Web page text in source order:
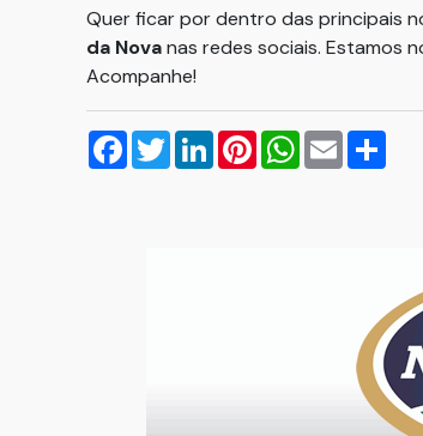
Quer ficar por dentro das principais
da Novanas redes sociais. Estamos
Acompanhe!
Facebook
TwitterLinkedInPinterestWhatsApp
Email